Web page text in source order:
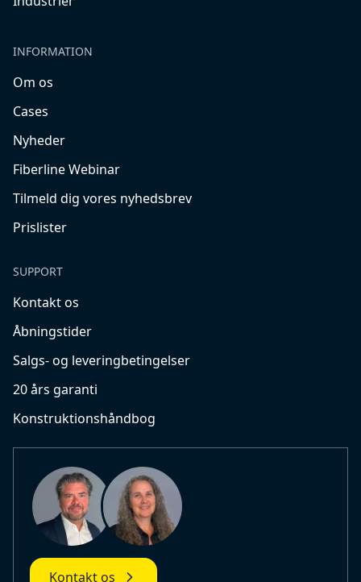
INFORMATION
Om os
Cases
Nyheder
Fiberline Webinar
Tilmeld dig vores nyhedsbrev
Prislister
SUPPORT
Kontakt os
Åbningstider
Salgs- og leveringbetingelser
20 års garanti
Konstruktionshåndbog
Kontakt os